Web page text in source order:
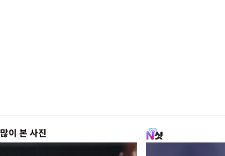
많이 본 사진